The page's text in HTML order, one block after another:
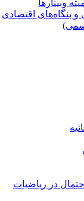
وبینارها
بنگاه‌های اقتصادی
در ریاضیات